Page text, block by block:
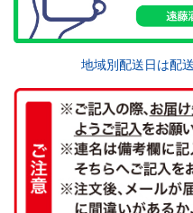
地域別配送日は配